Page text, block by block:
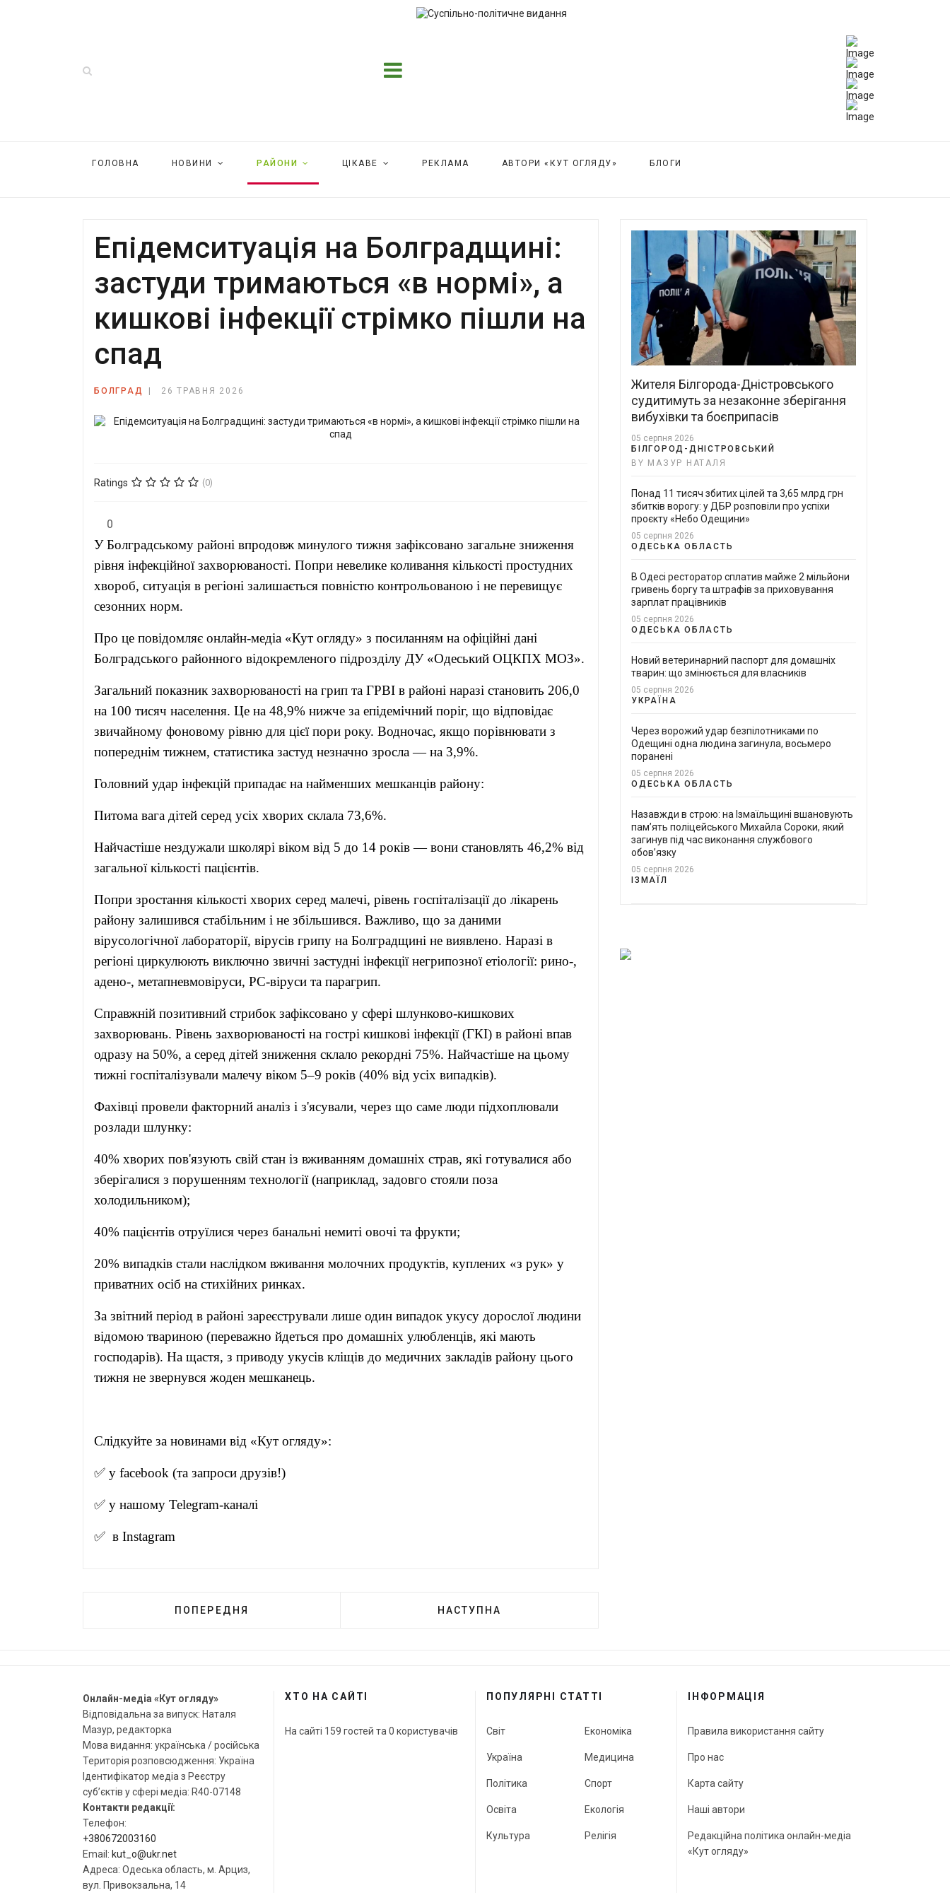
ГОЛОВНА НОВИНИ РАЙОНИ ЦІКАВЕ РЕКЛАМА АВТОРИ «КУТ ОГЛЯДУ» БЛОГИ
Епідемситуація на Болградщині:
застуди тримаються «в нормі», а
кишкові інфекції стрімко пішли на
спад
БОЛГРАД 26 ТРАВНЯ 2026
Ratings (0)
0
У Болградському районі впродовж минулого тижня зафіксовано загальне зниження
рівня інфекційної захворюваності. Попри невелике коливання кількості простудних
хвороб, ситуація в регіоні залишається повністю контрольованою і не перевищує
сезонних норм.
Про це повідомляє онлайн-медіа «Кут огляду» з посиланням на офіційні дані
Болградського районного відокремленого підрозділу ДУ «Одеський ОЦКПХ МОЗ».
Загальний показник захворюваності на грип та ГРВІ в районі наразі становить 206,0
на 100 тисяч населення. Це на 48,9% нижче за епідемічний поріг, що відповідає
звичайному фоновому рівню для цієї пори року. Водночас, якщо порівнювати з
попереднім тижнем, статистика застуд незначно зросла — на 3,9%.
Головний удар інфекцій припадає на найменших мешканців району:
Питома вага дітей серед усіх хворих склала 73,6%.
Найчастіше нездужали школярі віком від 5 до 14 років — вони становлять 46,2% від
загальної кількості пацієнтів.
Попри зростання кількості хворих серед малечі, рівень госпіталізації до лікарень
району залишився стабільним і не збільшився. Важливо, що за даними
вірусологічної лабораторії, вірусів грипу на Болградщині не виявлено. Наразі в
регіоні циркулюють виключно звичні застудні інфекції негрипозної етіології: рино-,
адено-, метапневмовіруси, РС-віруси та парагрип.
Справжній позитивний стрибок зафіксовано у сфері шлунково-кишкових
захворювань. Рівень захворюваності на гострі кишкові інфекції (ГКІ) в районі впав
одразу на 50%, а серед дітей зниження склало рекордні 75%. Найчастіше на цьому
тижні госпіталізували малечу віком 5–9 років (40% від усіх випадків).
Фахівці провели факторний аналіз і з'ясували, через що саме люди підхоплювали
розлади шлунку:
40% хворих пов'язують свій стан із вживанням домашніх страв, які готувалися або
зберігалися з порушенням технології (наприклад, задовго стояли поза
холодильником);
40% пацієнтів отруїлися через банальні немиті овочі та фрукти;
20% випадків стали наслідком вживання молочних продуктів, куплених «з рук» у
приватних осіб на стихійних ринках.
За звітний період в районі зареєстрували лише один випадок укусу дорослої людини
відомою твариною (переважно йдеться про домашніх улюбленців, які мають
господарів). На щастя, з приводу укусів кліщів до медичних закладів району цього
тижня не звернувся жоден мешканець.
Слідкуйте за новинами від «Кут огляду»:
✅ у facebook (та запроси друзів!)
✅ у нашому Telegram-каналі
✅ в Instagram
ПОПЕРЕДНЯ НАСТУПНА
Жителя Білгорода-Дністровського
судитимуть за незаконне зберігання
вибухівки та боєприпасів
05 серпня 2026
БІЛГОРОД-ДНІСТРОВСЬКИЙ
BY МАЗУР НАТАЛЯ
Понад 11 тисяч збитих цілей та 3,65 млрд грн
збитків ворогу: у ДБР розповіли про успіхи
проєкту «Небо Одещини»
05 серпня 2026
ОДЕСЬКА ОБЛАСТЬ
В Одесі ресторатор сплатив майже 2 мільйони
гривень боргу та штрафів за приховування
зарплат працівників
05 серпня 2026
ОДЕСЬКА ОБЛАСТЬ
Новий ветеринарний паспорт для домашніх
тварин: що змінюється для власників
05 серпня 2026
УКРАЇНА
Через ворожий удар безпілотниками по
Одещині одна людина загинула, восьмеро
поранені
05 серпня 2026
ОДЕСЬКА ОБЛАСТЬ
Назавжди в строю: на Ізмаїльщині вшановують
пам’ять поліцейського Михайла Сороки, який
загинув під час виконання службового
обов’язку
05 серпня 2026
ІЗМАЇЛ
Онлайн-медіа «Кут огляду»
Відповідальна за випуск: Наталя
Мазур, редакторка
Мова видання: українська / російська
Територія розповсюдження: Україна
Ідентифікатор медіа з Реєстру
суб’єктів у сфері медіа: R40-07148
Контакти редакції:
Телефон:
+380672003160
Email: kut_o@ukr.net
Адреса: Одеська область, м. Арциз,
вул. Привокзальна, 14
ХТО НА САЙТІ
На сайті 159 гостей та 0 користувачів
ПОПУЛЯРНІ СТАТТІ
Світ
Україна
Політика
Освіта
Культура
Економіка
Медицина
Спорт
Екологія
Релігія
ІНФОРМАЦІЯ
Правила використання сайту
Про нас
Карта сайту
Наші автори
Редакційна політика онлайн-медіа
«Кут огляду»